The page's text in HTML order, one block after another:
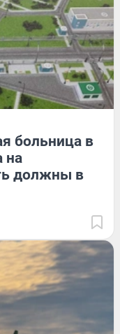
больница в
на
должны в